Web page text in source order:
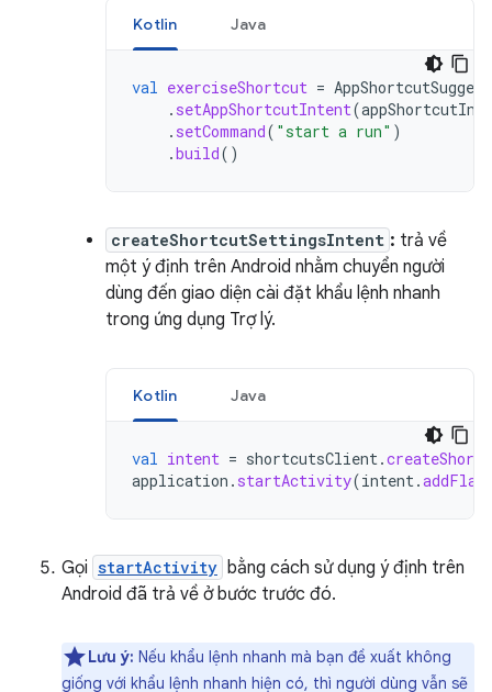
Kotlin Java
val exerciseShortcut =
. setAppShortcutIntent(
. setCommand( "start a run" )
.build()
createShortcutSettingsIntent : trả về
một ý định trên Android nhằm chuyển người
dùng đến giao diện cài đặt khẩu lệnh nhanh
trong ứng dụng Trợ lý.
Kotlin Java
val intent = shortcutsClient.
application . startActivity(intent.
Gọi startActivity bằng cách sử dụng ý định trên
Android đã trả về ở bước trước đó.
Lưu ý: Nếu khẩu lệnh nhanh mà bạn đề xuất không
giống với khẩu lệnh nhanh hiện có, thì người dùng vẫn sẽ